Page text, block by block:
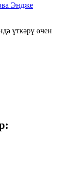
Эндже
үткәрү өчен